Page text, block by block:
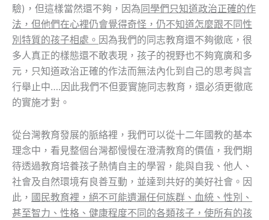
驗)，但這樣當然還不夠，因為同學們只知道政治正確的作
法，但他們在心裡仍會覺得奇怪，仍不知道怎麼跟不同性
別特質的孩子相處。 因為我們的同志教育還不夠徹底，很
多人真正的樣態還不敢表現，孩子的視野也不夠寬廣和多
元，只知道政治正確的作法而無法內化到自己的思考與言
行舉止中….因此我們不但要實施同志教育，還必須更徹底
的實施才對。
從台灣教育發展的脈絡裡，我們可以從十二年國教的基本
理念中，看見整個台灣都慢慢在澄清教育的價值，我們期
待透過教育培養孩子熱情自主的學習，能與自我、他人、
社會及自然環境有良善互動，並達到共好的美好社會。因
此， 國民教育裡，絕不可能遺漏任何族群、血統、性別、
甚至智力、性格、健康程度不同的各類孩子，使所有的孩